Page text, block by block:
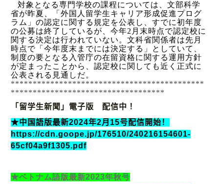
対象となる専門学校の課程については、文部科学
省が昨夏、「外国人留学生キャリア形成促進プログ
ラム」の認定に関する規定を公表し、すでに初年度
の公募は終了しているが、今年2 月末時点で認定校に
関する決定は行われていない。文科省関係者は先月
時点で「今年度末までには決定する」としていて、
制度の要となる入管庁の在留資格に関する運用方針
が定まったことから、認定校に関しても近く正式に
公表される見通しだ。
********************************************
***********************************
「留学生新聞」電子版 配信中！
★中国語版最新2024年2月 15号配信開始！
https://cdn.goope.jp/176510/240216154601-
65cf04a9f1305.pdf
★ベトナム語版最新2023年秋号